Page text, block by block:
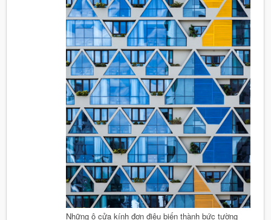
Những ô cửa kính đơn điệu biến thành bức tường